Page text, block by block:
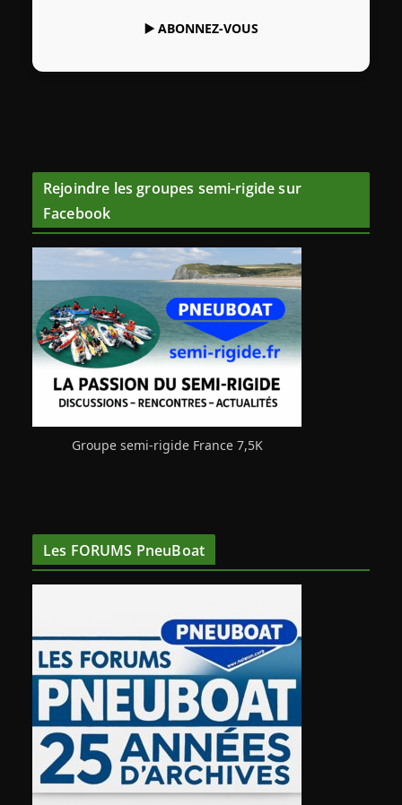
▶️ ABONNEZ-VOUS
Rejoindre les groupes semi-rigide sur
Facebook
Groupe semi-rigide France 7,5K
Les FORUMS PneuBoat